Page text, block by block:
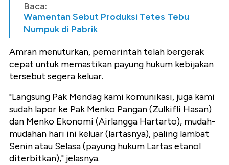
Baca:
Wamentan Sebut Produksi Tetes Tebu
Numpuk di Pabrik
Amran menuturkan, pemerintah telah bergerak
cepat untuk memastikan payung hukum kebijakan
tersebut segera keluar.
"Langsung Pak Mendag kami komunikasi, juga kami
sudah lapor ke Pak Menko Pangan (Zulkifli Hasan)
dan Menko Ekonomi (Airlangga Hartarto), mudah-
mudahan hari ini keluar (lartasnya), paling lambat
Senin atau Selasa (payung hukum Lartas etanol
diterbitkan)," jelasnya.